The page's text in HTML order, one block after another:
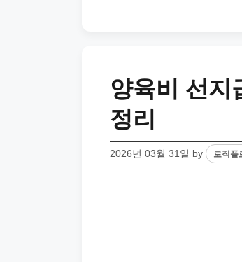
양육비 선지
정리
2026년 03월 31일 by 로직플